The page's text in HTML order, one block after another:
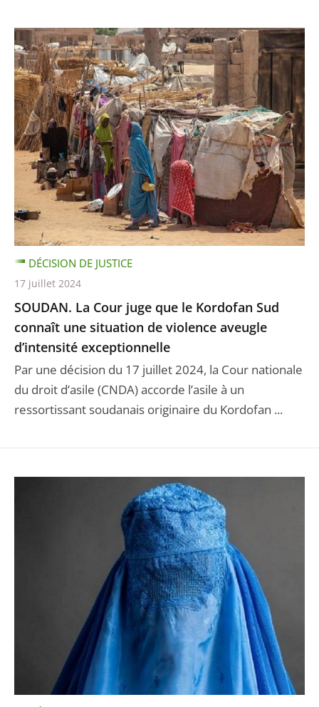
SOUDAN. La Cour juge que le Kordofan Sud
connaît une situation de violence aveugle
d’intensité exceptionnelle
Par une décision du 17 juillet 2024, la Cour nationale
du droit d’asile (CNDA) accorde l’asile à un
ressortissant soudanais originaire du Kordofan ...
DÉCISION DE JUSTICE
17 juillet 2024